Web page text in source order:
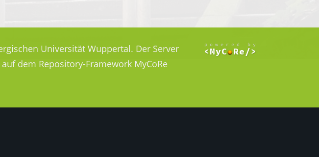
Universität Wuppertal. Der Server
dem Repository-Framework MyCoRe